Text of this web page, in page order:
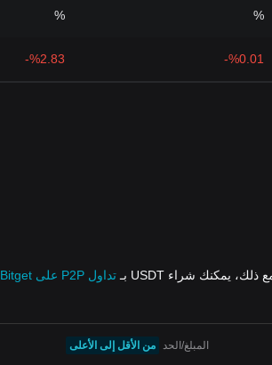
%
%
%0.01-
%2.83-
تداول P2P على Bitget
المبلغ/الحد من الأقل إلى الأعلى